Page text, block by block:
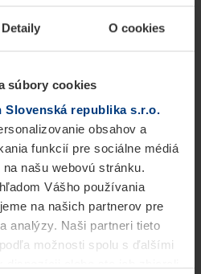
Detaily O cookies
súbory cookies
Slovenská republika s.r.o.
obsahov a
funkcií pre sociálne médiá
našu webovú stránku.
Vášho používania
na našich partnerov pre
analýzy. Naši partneri tieto
možnosti spolu s ďalšími